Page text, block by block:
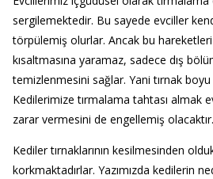
sergilemektedir. Bu sayede evciller
törpülemiş olurlar. Ancak bu hareketleri
kısaltmasına yaramaz, sadece dış
temizlenmesini sağlar. Yani tırnak boyu
Kedilerimize tırmalama tahtası almak
zarar vermesini de engellemiş olacaktır.
Kediler tırnaklarının kesilmesinden
korkmaktadırlar. Yazımızda kedilerin